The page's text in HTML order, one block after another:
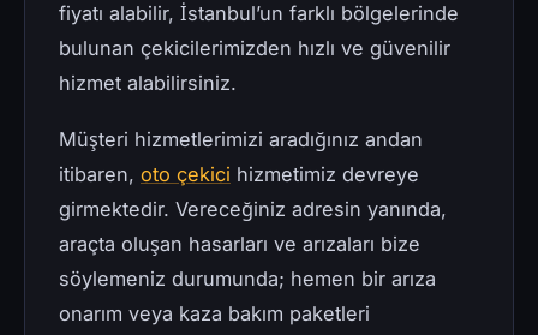
fiyatı alabilir, İstanbul’un farklı bölgelerinde
bulunan çekicilerimizden hızlı ve güvenilir
hizmet alabilirsiniz.
Müşteri hizmetlerimizi aradığınız andan
itibaren, oto çekici hizmetimiz devreye
girmektedir. Vereceğiniz adresin yanında,
araçta oluşan hasarları ve arızaları bize
söylemeniz durumunda; hemen bir arıza
onarım veya kaza bakım paketleri